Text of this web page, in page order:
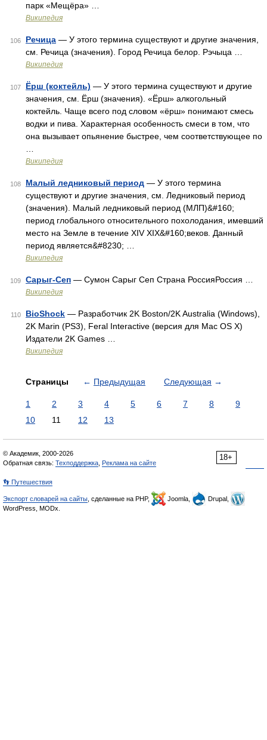
парк «Мещёра» …
Википедия
106 Речица — У этого термина существуют и другие значения,
см. Речица (значения). Город Речица белор. Рэчыца …
Википедия
107 Ёрш (коктейль) — У этого термина существуют и другие
значения, см. Ёрш (значения). «Ёрш» алкогольный
коктейль. Чаще всего под словом «ёрш» понимают смесь
водки и пива. Характерная особенность смеси в том, что
она вызывает опьянение быстрее, чем соответствующее по
Википедия
108 Малый ледниковый период — У этого термина
существуют и другие значения, см. Ледниковый период
(значения). Малый ледниковый период (МЛП)&#160;
период глобального относительного похолодания, имевший
место на Земле в течение XIV XIX&#160;веков. Данный
период является&#8230; …
Википедия
109 Сарыг-Сеп — Сумон Сарыг Сеп Страна РоссияРоссия …
Википедия
110 BioShock — Разработчик 2K Boston/2K Australia (Windows),
2K Marin (PS3), Feral Interactive (версия для Mac OS X)
Издатели 2K Games …
Википедия
Страницы ← Предыдущая Следующая →
1 2 3 4 5 6 7 8
9
10
11 12 13
18+
© Академик, 2000-2026
Обратная связь: Техподдержка Реклама на сайте
👣 Путешествия
Экспорт словарей на сайты , сделанные на PHP, Joomla,
Drupal,
WordPress, MODx.